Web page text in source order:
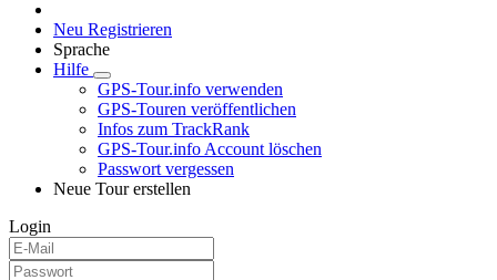
Neu Registrieren
Sprache
Hilfe
GPS-Tour.info verwenden
GPS-Touren veröffentlichen
Infos zum TrackRank
GPS-Tour.info Account löschen
Passwort vergessen
Neue Tour erstellen
Login